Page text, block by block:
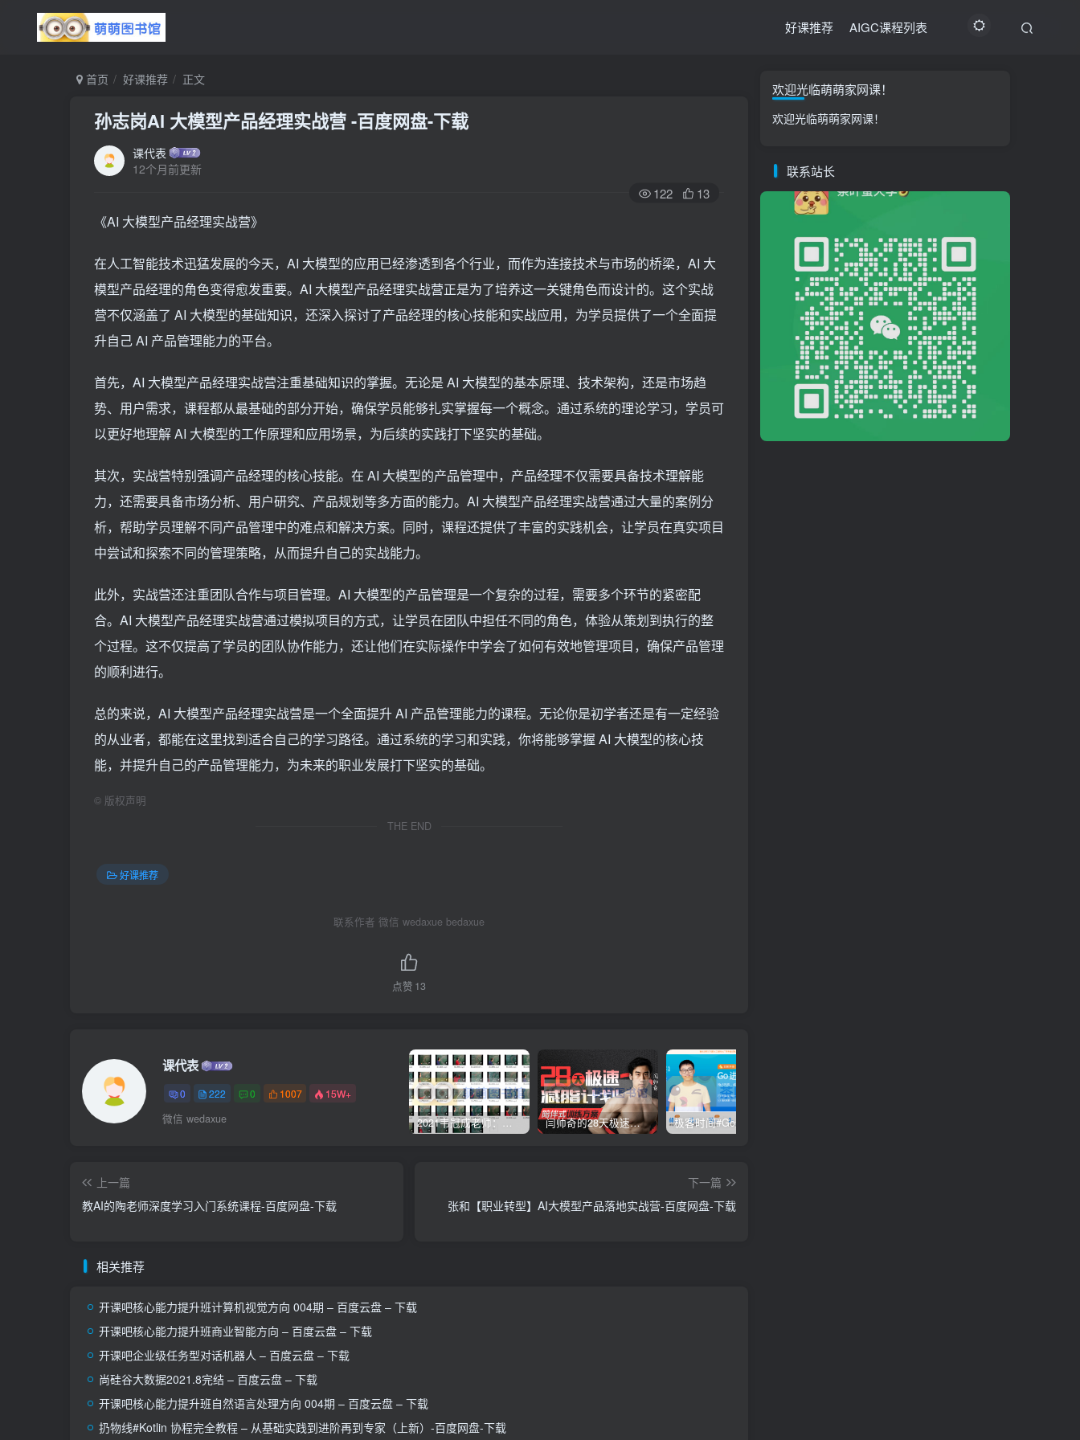
好课推荐 AIGC课程列表
首页 好课推荐 正文
孙志岗AI 大模型产品经理实战营 -百度网盘-下载
课代表
12个月前更新
122 13
《AI 大模型产品经理实战营》
在人工智能技术迅猛发展的今天，AI 大模型的应用已经渗透到各个行业，而作为连接技术与市场的桥梁，AI 大
模型产品经理的角色变得愈发重要。AI 大模型产品经理实战营正是为了培养这一关键角色而设计的。这个实战
营不仅涵盖了 AI 大模型的基础知识，还深入探讨了产品经理的核心技能和实战应用，为学员提供了一个全面提
升自己 AI 产品管理能力的平台。
首先，AI 大模型产品经理实战营注重基础知识的掌握。无论是 AI 大模型的基本原理、技术架构，还是市场趋
势、用户需求，课程都从最基础的部分开始，确保学员能够扎实掌握每一个概念。通过系统的理论学习，学员可
以更好地理解 AI 大模型的工作原理和应用场景，为后续的实践打下坚实的基础。
其次，实战营特别强调产品经理的核心技能。在 AI 大模型的产品管理中，产品经理不仅需要具备技术理解能
力，还需要具备市场分析、用户研究、产品规划等多方面的能力。AI 大模型产品经理实战营通过大量的案例分
析，帮助学员理解不同产品管理中的难点和解决方案。同时，课程还提供了丰富的实践机会，让学员在真实项目
中尝试和探索不同的管理策略，从而提升自己的实战能力。
此外，实战营还注重团队合作与项目管理。AI 大模型的产品管理是一个复杂的过程，需要多个环节的紧密配
合。AI 大模型产品经理实战营通过模拟项目的方式，让学员在团队中担任不同的角色，体验从策划到执行的整
个过程。这不仅提高了学员的团队协作能力，还让他们在实际操作中学会了如何有效地管理项目，确保产品管理
的顺利进行。
总的来说，AI 大模型产品经理实战营是一个全面提升 AI 产品管理能力的课程。无论你是初学者还是有一定经验
的从业者，都能在这里找到适合自己的学习路径。通过系统的学习和实践，你将能够掌握 AI 大模型的核心技
能，并提升自己的产品管理能力，为未来的职业发展打下坚实的基础。
© 版权声明
THE END
好课推荐
联系作者 微信 wedaxue bedaxue
点赞 13
课代表
0 222 0 1007 15W+
微信 wedaxue 2021韦冠成老师：韦氏天星风水《秘传二十四山吉凶占断要法》 – 百度云盘 – 下载 闫帅奇的28天极速减脂计划 – 网盘分享 – 下载
上一篇
教AI的陶老师深度学习入门系统课程-百度网盘-下载
下一篇
张和【职业转型】AI大模型产品落地实战营-百度网盘-下载
相关推荐
开课吧核心能力提升班计算机视觉方向 004期 – 百度云盘 – 下载
开课吧核心能力提升班商业智能方向 – 百度云盘 – 下载
开课吧企业级任务型对话机器人 – 百度云盘 – 下载
尚硅谷大数据2021.8完结 – 百度云盘 – 下载
开课吧核心能力提升班自然语言处理方向 004期 – 百度云盘 – 下载
扔物线#Kotlin 协程完全教程 – 从基础实践到进阶再到专家（上新）-百度网盘-下载
欢迎光临萌萌家网课！
欢迎光临萌萌家网课！
联系站长